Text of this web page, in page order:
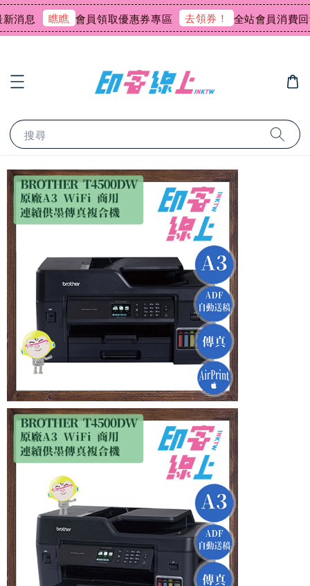
瞧瞧 會員領取優惠券專區 去領券！ 全站會員消費回饋
搜尋